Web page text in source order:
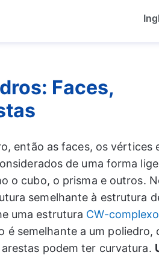
Faces,
então as faces, os vértices
de uma forma
o cubo, o prisma e outros.
semelhante à estrutura
uma estrutura CW-complexo
é semelhante a um poliedro,
podem ter curvatura.